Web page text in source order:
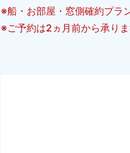
※船・お部屋・窓側確約プラ
※ご予約は2ヵ月前から承りま